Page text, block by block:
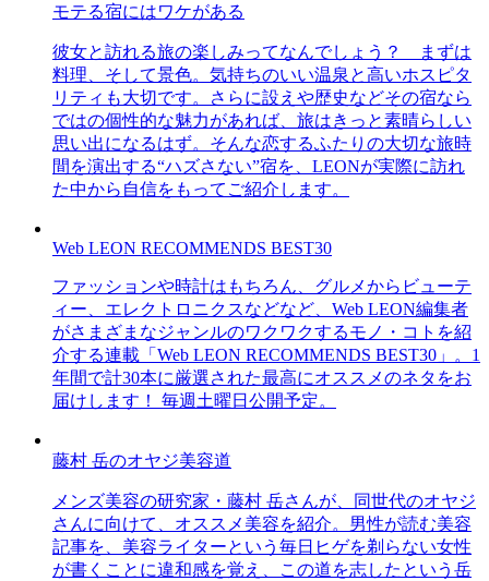
モテる宿にはワケがある
彼女と訪れる旅の楽しみってなんでしょう？ まずは
料理、そして景色。気持ちのいい温泉と高いホスピタ
リティも大切です。さらに設えや歴史などその宿なら
ではの個性的な魅力があれば、旅はきっと素晴らしい
思い出になるはず。そんな恋するふたりの大切な旅時
間を演出する“ハズさない”宿を、LEONが実際に訪れ
た中から自信をもってご紹介します。
Web LEON RECOMMENDS BEST30
ファッションや時計はもちろん、グルメからビューテ
ィー、エレクトロニクスなどなど、Web LEON編集者
がさまざまなジャンルのワクワクするモノ・コトを紹
介する連載「Web LEON RECOMMENDS BEST30」。1
年間で計30本に厳選された最高にオススメのネタをお
届けします！ 毎週土曜日公開予定。
藤村 岳のオヤジ美容道
メンズ美容の研究家・藤村 岳さんが、同世代のオヤジ
さんに向けて、オススメ美容を紹介。男性が読む美容
記事を、美容ライターという毎日ヒゲを剃らない女性
が書くことに違和感を覚え、この道を志したという岳